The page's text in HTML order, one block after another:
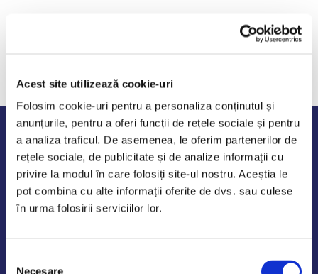
Acest site utilizează cookie-uri
Folosim cookie-uri pentru a personaliza conținutul și
anunțurile, pentru a oferi funcții de rețele sociale și pentru
a analiza traficul. De asemenea, le oferim partenerilor de
rețele sociale, de publicitate și de analize informații cu
privire la modul în care folosiți site-ul nostru. Aceștia le
pot combina cu alte informații oferite de dvs. sau culese
în urma folosirii serviciilor lor.
Necesare
Program de lucru
Luni - Vineri: 09:00-18:00
Sambata - Duminica: 10:00-14:00